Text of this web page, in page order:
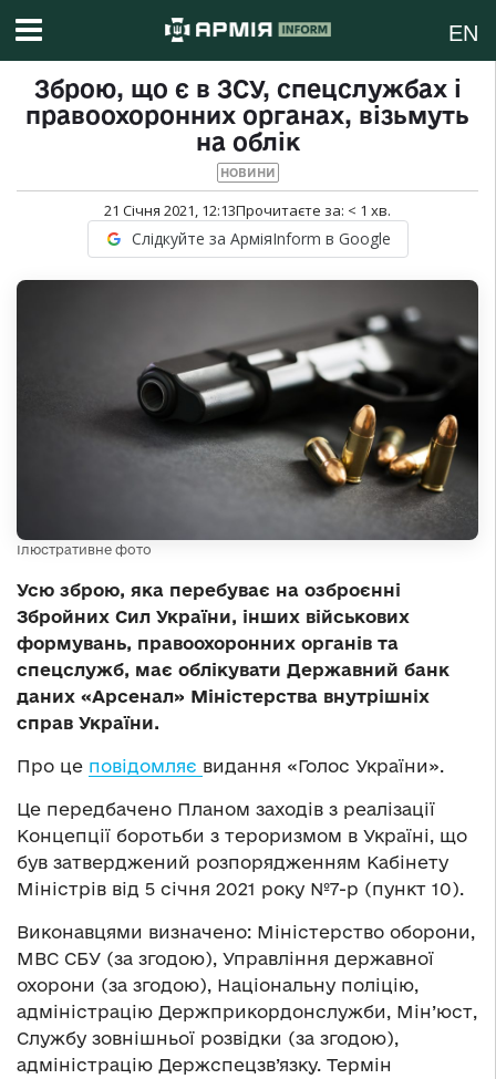
EN
Зброю, що є в ЗСУ, спецслужбах і
правоохоронних органах, візьмуть
на облік
НОВИНИ
21 Січня 2021, 12:13Прочитаєте за: < 1 хв.
Слідкуйте за АрміяInform в Google
Ілюстративне фото
Усю зброю, яка перебуває на озброєнні
Збройних Сил України, інших військових
формувань, правоохоронних органів та
спецслужб, має облікувати Державний банк
даних «Арсенал» Міністерства внутрішніх
справ України.
Про це повідомляє видання «Голос України».
Це передбачено Планом заходів з реалізації
Концепції боротьби з тероризмом в Україні, що
був затверджений розпорядженням Кабінету
Міністрів від 5 січня 2021 року №7-р (пункт 10).
Виконавцями визначено: Міністерство оборони,
МВС СБУ (за згодою), Управління державної
охорони (за згодою), Національну поліцію,
адміністрацію Держприкордонслужби, Мін’юст,
Службу зовнішньої розвідки (за згодою),
адміністрацію Держспецзв’язку. Термін